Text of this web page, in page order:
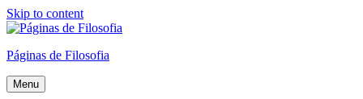
Skip to content
Páginas de Filosofia
Menu